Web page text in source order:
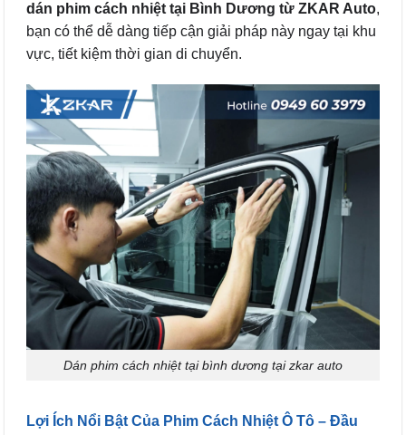
dán phim cách nhiệt tại Bình Dương từ ZKAR Auto,
bạn có thể dễ dàng tiếp cận giải pháp này ngay tại khu
vực, tiết kiệm thời gian di chuyển.
Dán phim cách nhiệt tại bình dương tại zkar auto
Lợi Ích Nổi Bật Của Phim Cách Nhiệt Ô Tô – Đầu